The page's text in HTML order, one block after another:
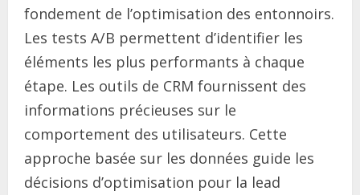
fondement de l’optimisation des entonnoirs.
Les tests A/B permettent d’identifier les
éléments les plus performants à chaque
étape. Les outils de CRM fournissent des
informations précieuses sur le
comportement des utilisateurs. Cette
approche basée sur les données guide les
décisions d’optimisation pour la lead